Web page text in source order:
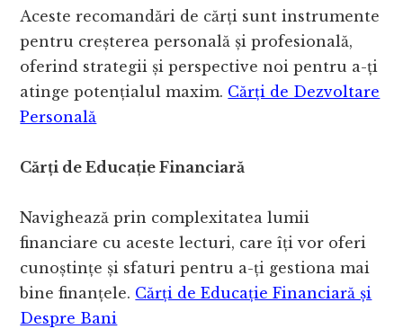
Aceste recomandări de cărți sunt instrumente
pentru creșterea personală și profesională,
oferind strategii și perspective noi pentru a-ți
atinge potențialul maxim. Cărți de Dezvoltare
Personală
Cărți de Educație Financiară
Navighează prin complexitatea lumii
financiare cu aceste lecturi, care îți vor oferi
cunoștințe și sfaturi pentru a-ți gestiona mai
bine finanțele. Cărți de Educație Financiară și
Despre Bani